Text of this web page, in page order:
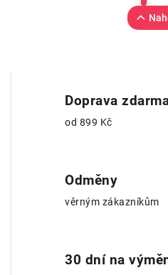
Doprava
od 899 Kč
Odměny
věrným zákazníkům
30 dní na